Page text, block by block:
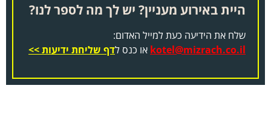
היית באירוע מעניין? יש לך מה לספר לנו?
שלח את הידיעה כעת למייל האדום:
kotel@mizrach.co.ilאו כנס לדף שליחת ידיעות >>